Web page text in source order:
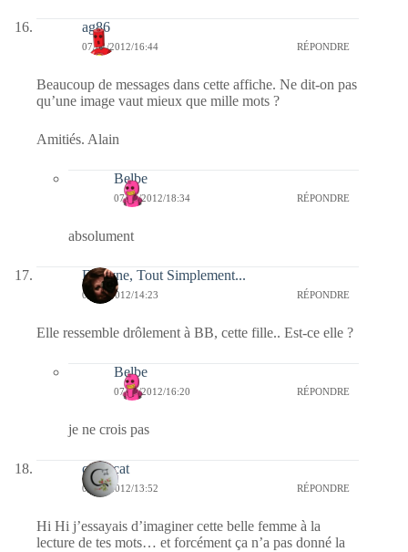
ag86
07/01/2012/16:44 RÉPONDRE
Beaucoup de messages dans cette affiche. Ne dit-on pas
qu’une image vaut mieux que mille mots ?
Amitiés. Alain
Belbe
07/01/2012/18:34 RÉPONDRE
absolument
Evelyne, Tout Simplement...
07/01/2012/14:23 RÉPONDRE
Elle ressemble drôlement à BB, cette fille.. Est-ce elle ?
Belbe
07/01/2012/16:20 RÉPONDRE
je ne crois pas
cathycat
07/01/2012/13:52 RÉPONDRE
Hi Hi j’essayais d’imaginer cette belle femme à la
lecture de tes mots… et forcément ça n’a pas donné la